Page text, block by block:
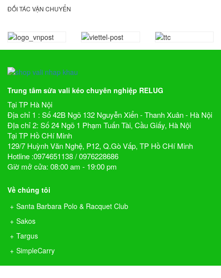
ĐỐI TÁC VẬN CHUYỂN
Trung tâm sửa vali kéo chuyên nghiệp RELUG
Tại TP Hà Nội
Địa chỉ 1 : Số 42B Ngõ 132 Nguyễn Xiển - Thanh Xuân - Hà Nội
ĐỊa chỉ 2: Số 24 Ngõ 1 Phạm Tuấn Tài, Cầu Giấy, Hà Nội
Tại TP Hồ CHí Minh
129/7 Huỳnh Văn Nghệ, P12, Q.Gò Vấp, TP Hồ CHí Minh
Hotline :0974651138 / 0976228686
Giờ mở cửa: 08:00 am - 19:00 pm
Về chúng tôi
Santa Barbara Polo & Racquet Club
Sakos
Targus
SimpleCarry